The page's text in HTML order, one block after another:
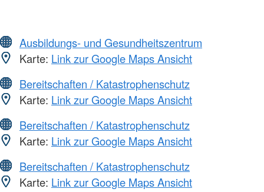
Ausbildungs- und Gesundheitszentrum
Karte: Link zur Google Maps Ansicht
Bereitschaften / Katastrophenschutz
Karte: Link zur Google Maps Ansicht
Bereitschaften / Katastrophenschutz
Karte: Link zur Google Maps Ansicht
Bereitschaften / Katastrophenschutz
Karte: Link zur Google Maps Ansicht